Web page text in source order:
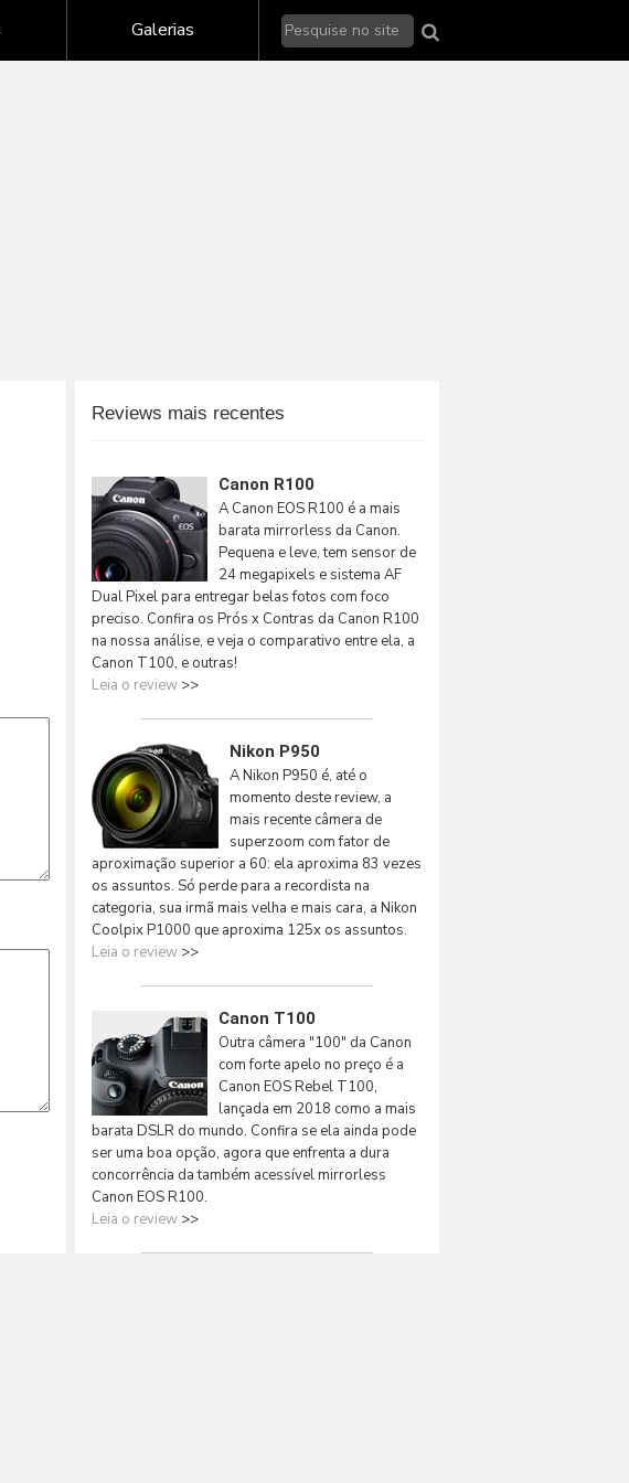
Galerias
Galerias de fotos - Nikon
Galerias de fotos - Sony